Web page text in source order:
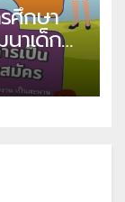
ศึกษา
าเด็ก
ส่งเสริม
รศึกษา